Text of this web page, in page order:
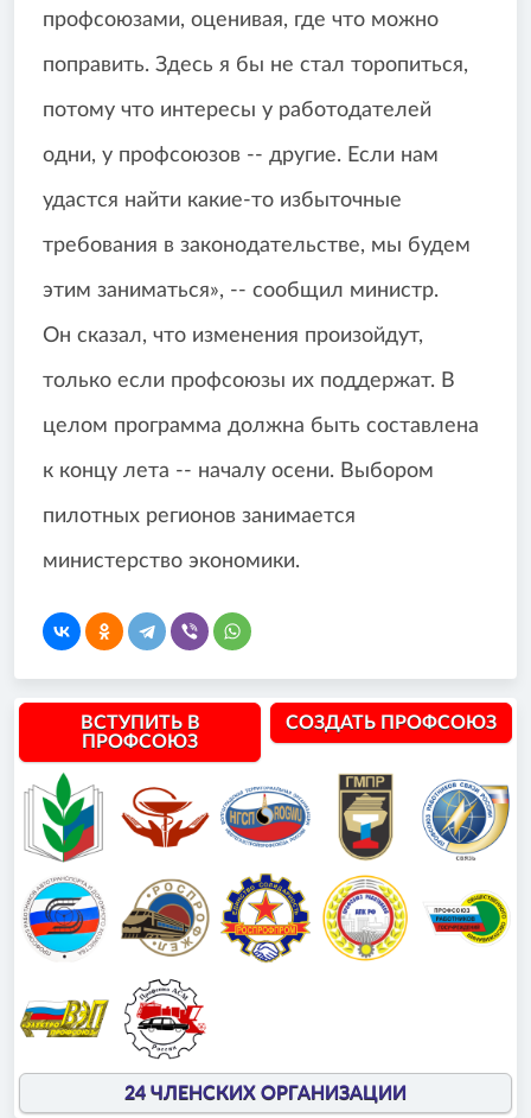
профсоюзами, оценивая, где что можно
поправить. Здесь я бы не стал торопиться,
потому что интересы у работодателей
одни, у профсоюзов -- другие. Если нам
удастся найти какие-то избыточные
требования в законодательстве, мы будем
этим заниматься», -- сообщил министр.
Он сказал, что изменения произойдут,
только если профсоюзы их поддержат. В
целом программа должна быть составлена
к концу лета -- началу осени. Выбором
пилотных регионов занимается
министерство экономики.
ВСТУПИТЬ В
ПРОФСОЮЗ
СОЗДАТЬ ПРОФСОЮЗ
24 ЧЛЕНСКИХ ОРГАНИЗАЦИИ